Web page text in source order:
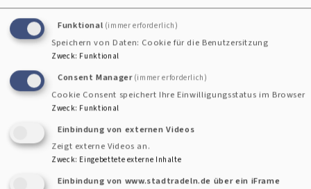
Veranstaltungen
Erweiterter Filter
Funktional (immer erforderlich)
Speichern von Daten: Cookie für die Benutzersitzung
Zweck: Funktional
Consent Manager (immer erforderlich)
Cookie Consent speichert Ihre Einwilligungsstatus im Browser
Zweck: Funktional
Einbindung von externen Videos
Zeigt externe Videos an.
Zweck: Eingebettete externe Inhalte
Einbindung von www.stadtradeln.de über ein iFrame